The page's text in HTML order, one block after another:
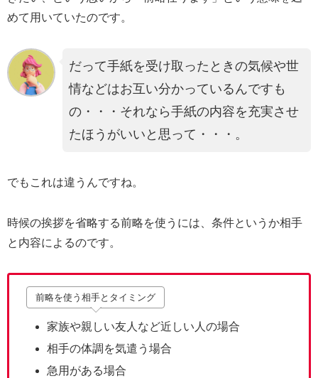
めて用いていたのです。
だって手紙を受け取ったときの気候や世
情などはお互い分かっているんですも
の・・・それなら手紙の内容を充実させ
たほうがいいと思って・・・。
でもこれは違うんですね。
時候の挨拶を省略する前略を使うには、条件というか相手
と内容によるのです。
前略を使う相手とタイミング
家族や親しい友人など近しい人の場合
相手の体調を気遣う場合
急用がある場合